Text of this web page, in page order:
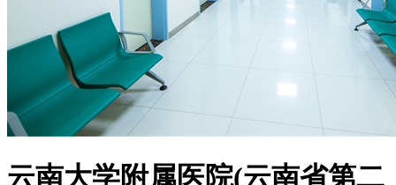
云南大学附属医院(云南省第二